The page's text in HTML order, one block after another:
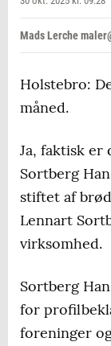
Mads Lerche
Holstebro:
måned.
Ja, faktisk er
Sortberg
stiftet af
Lennart
virksomhed.
Sortberg
for
foreninger